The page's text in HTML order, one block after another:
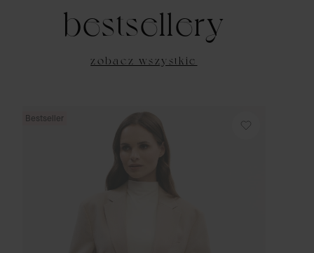
bestsellery
zobacz wszystkie
Bestseller